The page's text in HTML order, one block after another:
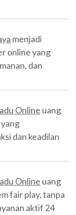
menjadi
online yang
dan
Online uang
dan keadilan
Online uang
fair play, tanpa
aktif 24